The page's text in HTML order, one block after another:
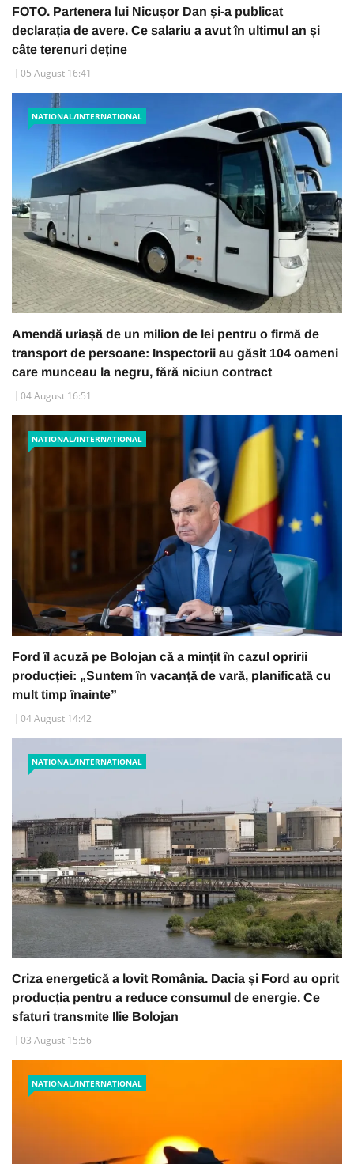
FOTO. Partenera lui Nicușor Dan și-a publicat
declarația de avere. Ce salariu a avut în ultimul an și
câte terenuri deține
05 August 16:41
NATIONAL/INTERNATIONAL
Amendă uriașă de un milion de lei pentru o firmă de
transport de persoane: Inspectorii au găsit 104 oameni
care munceau la negru, fără niciun contract
04 August 16:51
NATIONAL/INTERNATIONAL
Ford îl acuză pe Bolojan că a mințit în cazul opririi
producției: „Suntem în vacanță de vară, planificată cu
mult timp înainte”
04 August 14:42
NATIONAL/INTERNATIONAL
Criza energetică a lovit România. Dacia și Ford au oprit
producția pentru a reduce consumul de energie. Ce
sfaturi transmite Ilie Bolojan
03 August 15:56
NATIONAL/INTERNATIONAL